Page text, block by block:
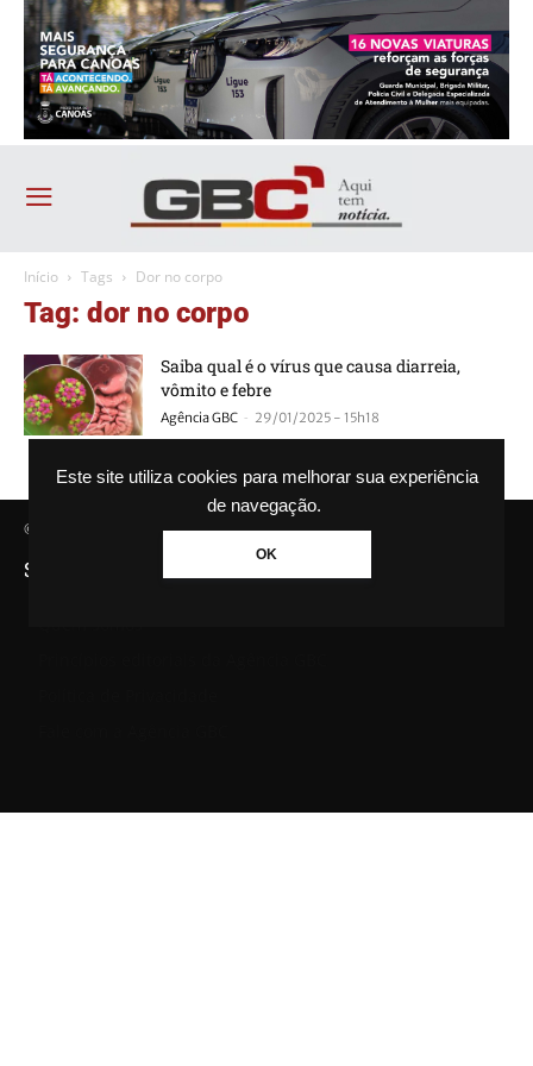
Este site utiliza cookies para melhorar sua experiência
de navegação.
OK
Início Tags Dor no corpo
Tag: dor no corpo
Saiba qual é o vírus que causa diarreia,
vômito e febre
Agência GBC - 29/01/2025 - 15h18
© Agência GBC. Aqui tem notícia. Todos os direitos reservados.
SAIBA MAIS SOBRE A AGÊNCIA GBC